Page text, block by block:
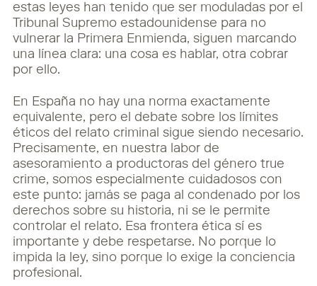
estas leyes han tenido que ser moduladas por el
Tribunal Supremo estadounidense para no
vulnerar la Primera Enmienda, siguen marcando
una línea clara: una cosa es hablar, otra cobrar
por ello.
En España no hay una norma exactamente
equivalente, pero el debate sobre los límites
éticos del relato criminal sigue siendo necesario.
Precisamente, en nuestra labor de
asesoramiento a productoras del género true
crime, somos especialmente cuidadosos con
este punto: jamás se paga al condenado por los
derechos sobre su historia, ni se le permite
controlar el relato. Esa frontera ética sí es
importante y debe respetarse. No porque lo
impida la ley, sino porque lo exige la conciencia
profesional.